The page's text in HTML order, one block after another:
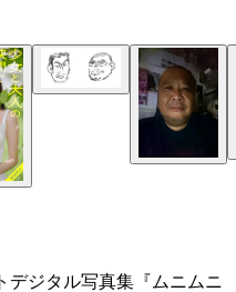
ザーカットデジタル写真集
～』小日向ゆか（撮影／小
り
郎氏。前回とはちょっとタ
J太郎）
デジタル写真集『ムニムニ